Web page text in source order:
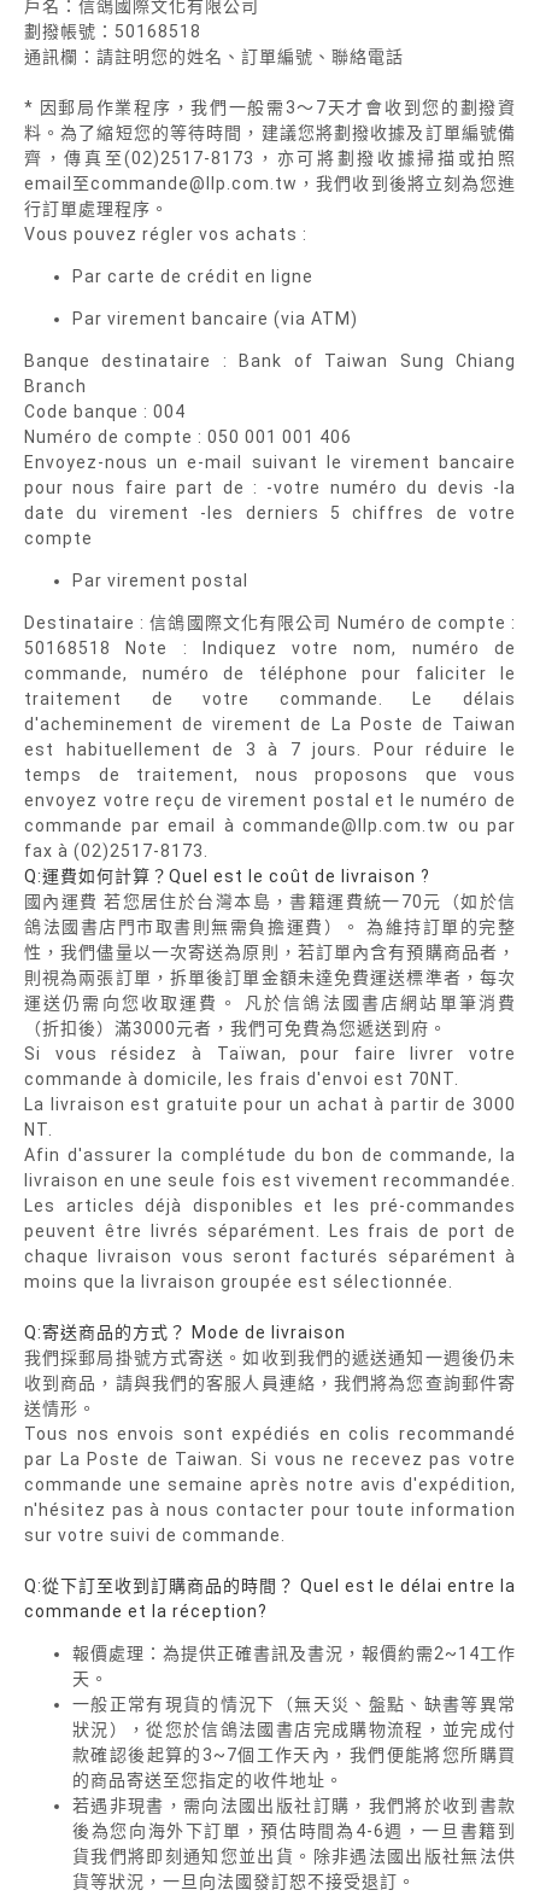
戶名：信鴿國際文化有限公司
劃撥帳號：50168518
通訊欄：請註明您的姓名、訂單編號、聯絡電話
* 因郵局作業程序，我們一般需3～7天才會收到您的劃撥資
料。為了縮短您的等待時間，建議您將劃撥收據及訂單編號備
齊，傳真至(02)2517-8173，亦可將劃撥收據掃描或拍照
email至commande@llp.com.tw，我們收到後將立刻為您進
行訂單處理程序。
Vous pouvez régler vos achats :
Par carte de crédit en ligne
Par virement bancaire (via ATM)
Banque destinataire : Bank of Taiwan Sung Chiang
Branch
Code banque : 004
Numéro de compte : 050 001 001 406
Envoyez-nous un e-mail suivant le virement bancaire
pour nous faire part de : -votre numéro du devis -la
date du virement -les derniers 5 chiffres de votre
compte
Par virement postal
Destinataire : 信鴿國際文化有限公司 Numéro de compte :
50168518 Note : Indiquez votre nom, numéro de
commande, numéro de téléphone pour faliciter le
traitement de votre commande. Le délais
d'acheminement de virement de La Poste de Taiwan
est habituellement de 3 à 7 jours. Pour réduire le
temps de traitement, nous proposons que vous
envoyez votre reçu de virement postal et le numéro de
commande par email à commande@llp.com.tw ou par
fax à (02)2517-8173.
Q:運費如何計算？Quel est le coût de livraison ?
國內運費 若您居住於台灣本島，書籍運費統一70元（如於信
鴿法國書店門市取書則無需負擔運費）。 為維持訂單的完整
性，我們儘量以一次寄送為原則，若訂單內含有預購商品者，
則視為兩張訂單，拆單後訂單金額未達免費運送標準者，每次
運送仍需向您收取運費。 凡於信鴿法國書店網站單筆消費
（折扣後）滿3000元者，我們可免費為您遞送到府。
Si vous résidez à Taïwan, pour faire livrer votre
commande à domicile, les frais d'envoi est 70NT.
La livraison est gratuite pour un achat à partir de 3000
NT.
Afin d'assurer la complétude du bon de commande, la
livraison en une seule fois est vivement recommandée.
Les articles déjà disponibles et les pré-commandes
peuvent être livrés séparément. Les frais de port de
chaque livraison vous seront facturés séparément à
moins que la livraison groupée est sélectionnée.
Q:寄送商品的方式？ Mode de livraison
我們採郵局掛號方式寄送。如收到我們的遞送通知一週後仍未
收到商品，請與我們的客服人員連絡，我們將為您查詢郵件寄
送情形。
Tous nos envois sont expédiés en colis recommandé
par La Poste de Taiwan. Si vous ne recevez pas votre
commande une semaine après notre avis d'expédition,
n'hésitez pas à nous contacter pour toute information
sur votre suivi de commande.
Q:從下訂至收到訂購商品的時間？ Quel est le délai entre la
commande et la réception?
報價處理：為提供正確書訊及書況，報價約需2~14工作
天。
一般正常有現貨的情況下（無天災、盤點、缺書等異常
狀況），從您於信鴿法國書店完成購物流程，並完成付
款確認後起算的3~7個工作天內，我們便能將您所購買
的商品寄送至您指定的收件地址。
若遇非現書，需向法國出版社訂購，我們將於收到書款
後為您向海外下訂單，預估時間為4-6週，一旦書籍到
貨我們將即刻通知您並出貨。除非遇法國出版社無法供
貨等狀況，一旦向法國發訂恕不接受退訂。